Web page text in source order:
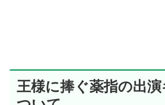
王様に捧ぐ薬指の出